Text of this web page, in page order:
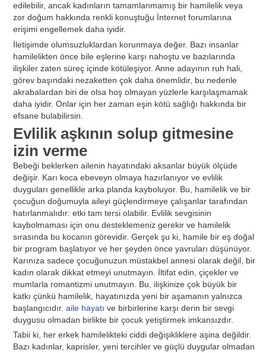
edilebilir, ancak kadınların tamamlanmamış bir hamilelik veya
zor doğum hakkında renkli konuştuğu İnternet forumlarına
erişimi engellemek daha iyidir.
İletişimde olumsuzluklardan korunmaya değer. Bazı insanlar
hamilelikten önce bile eşlerine karşı nahoştu ve bazılarında
ilişkiler zaten süreç içinde kötüleşiyor. Anne adayının ruh hali,
görev başındaki nezaketten çok daha önemlidir, bu nedenle
akrabalardan biri de olsa hoş olmayan yüzlerle karşılaşmamak
daha iyidir. Onlar için her zaman eşin kötü sağlığı hakkında bir
efsane bulabilirsin.
Evlilik aşkının solup gitmesine
izin verme
Bebeği beklerken ailenin hayatındaki aksanlar büyük ölçüde
değişir. Karı koca ebeveyn olmaya hazırlanıyor ve evlilik
duyguları genellikle arka planda kayboluyor. Bu, hamilelik ve bir
çocuğun doğumuyla aileyi güçlendirmeye çalışanlar tarafından
hatırlanmalıdır: etki tam tersi olabilir. Evlilik sevgisinin
kaybolmaması için onu desteklemeniz gerekir ve hamilelik
sırasında bu kocanın görevidir. Gerçek şu ki, hamile bir eş doğal
bir program başlatıyor ve her şeyden önce yavruları düşünüyor.
Karınıza sadece çocuğunuzun müstakbel annesi olarak değil, bir
kadın olarak dikkat etmeyi unutmayın. İltifat edin, çiçekler ve
mumlarla romantizmi unutmayın. Bu, ilişkinize çok büyük bir
katkı çünkü hamilelik, hayatınızda yeni bir aşamanın yalnızca
başlangıcıdır. aile hayatı ve birbirlerine karşı derin bir sevgi
duygusu olmadan birlikte bir çocuk yetiştirmek imkansızdır.
Tabii ki, her erkek hamilelikteki ciddi değişikliklere aşina değildir.
Bazı kadınlar, kaprisler, yeni tercihler ve güçlü duygular olmadan